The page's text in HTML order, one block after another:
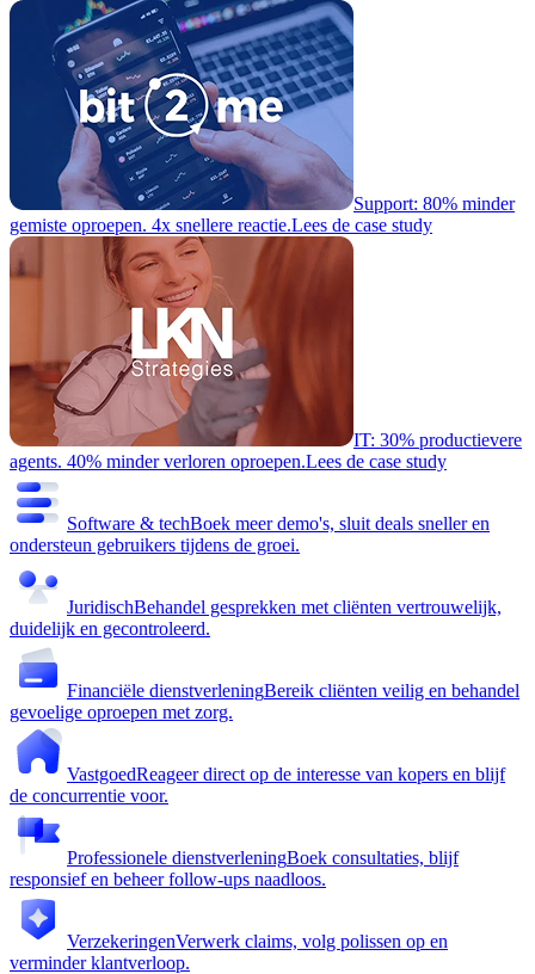
Support: 80% minder
gemiste oproepen. 4x snellere reactie.Lees de case study
IT: 30% productievere
agents. 40% minder verloren oproepen.Lees de case study
Software & techBoek meer demo's, sluit deals sneller en
ondersteun gebruikers tijdens de groei.
JuridischBehandel gesprekken met cliënten vertrouwelijk,
duidelijk en gecontroleerd.
Financiële dienstverleningBereik cliënten veilig en behandel
gevoelige oproepen met zorg.
VastgoedReageer direct op de interesse van kopers en blijf
de concurrentie voor.
Professionele dienstverleningBoek consultaties, blijf
responsief en beheer follow-ups naadloos.
VerzekeringenVerwerk claims, volg polissen op en
verminder klantverloop.